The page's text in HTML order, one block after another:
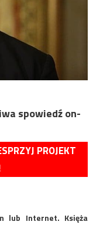
spowiedź on-
PROJEKT
lub Internet. Księża